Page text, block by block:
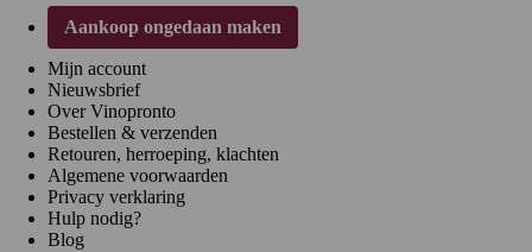
Aankoop ongedaan maken
Mijn account
Nieuwsbrief
Over Vinopronto
Bestellen & verzenden
Retouren, herroeping, klachten
Algemene voorwaarden
Privacy verklaring
Hulp nodig?
Blog